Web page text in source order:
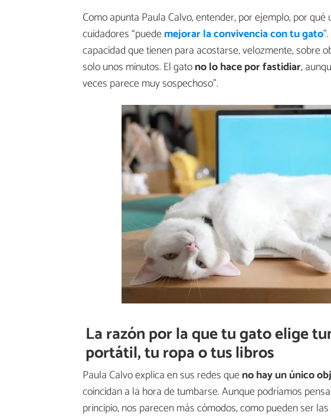
Como apunta Paula Calvo, entender, por ejemplo, por
cuidadores “puedemejorar la convivencia con tu gato
capacidad que tienen para acostarse, velozmente, sobre
solo unos minutos. El gatono lo hace por fastidiar,
veces parece muy sospechoso”.
La razón por la que tu gato elige
portátil, tu ropa o tus libros
Paula Calvo explica en sus redes queno hay un único
coincidan a la hora de tumbarse. Aunque podríamos
principio, nos parecen más cómodos, como pueden ser